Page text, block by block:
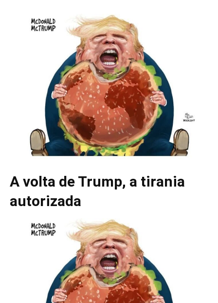
A volta de Trump, a tirania
autorizada